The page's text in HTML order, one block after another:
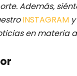
Además,
INSTAGRAM
en materia